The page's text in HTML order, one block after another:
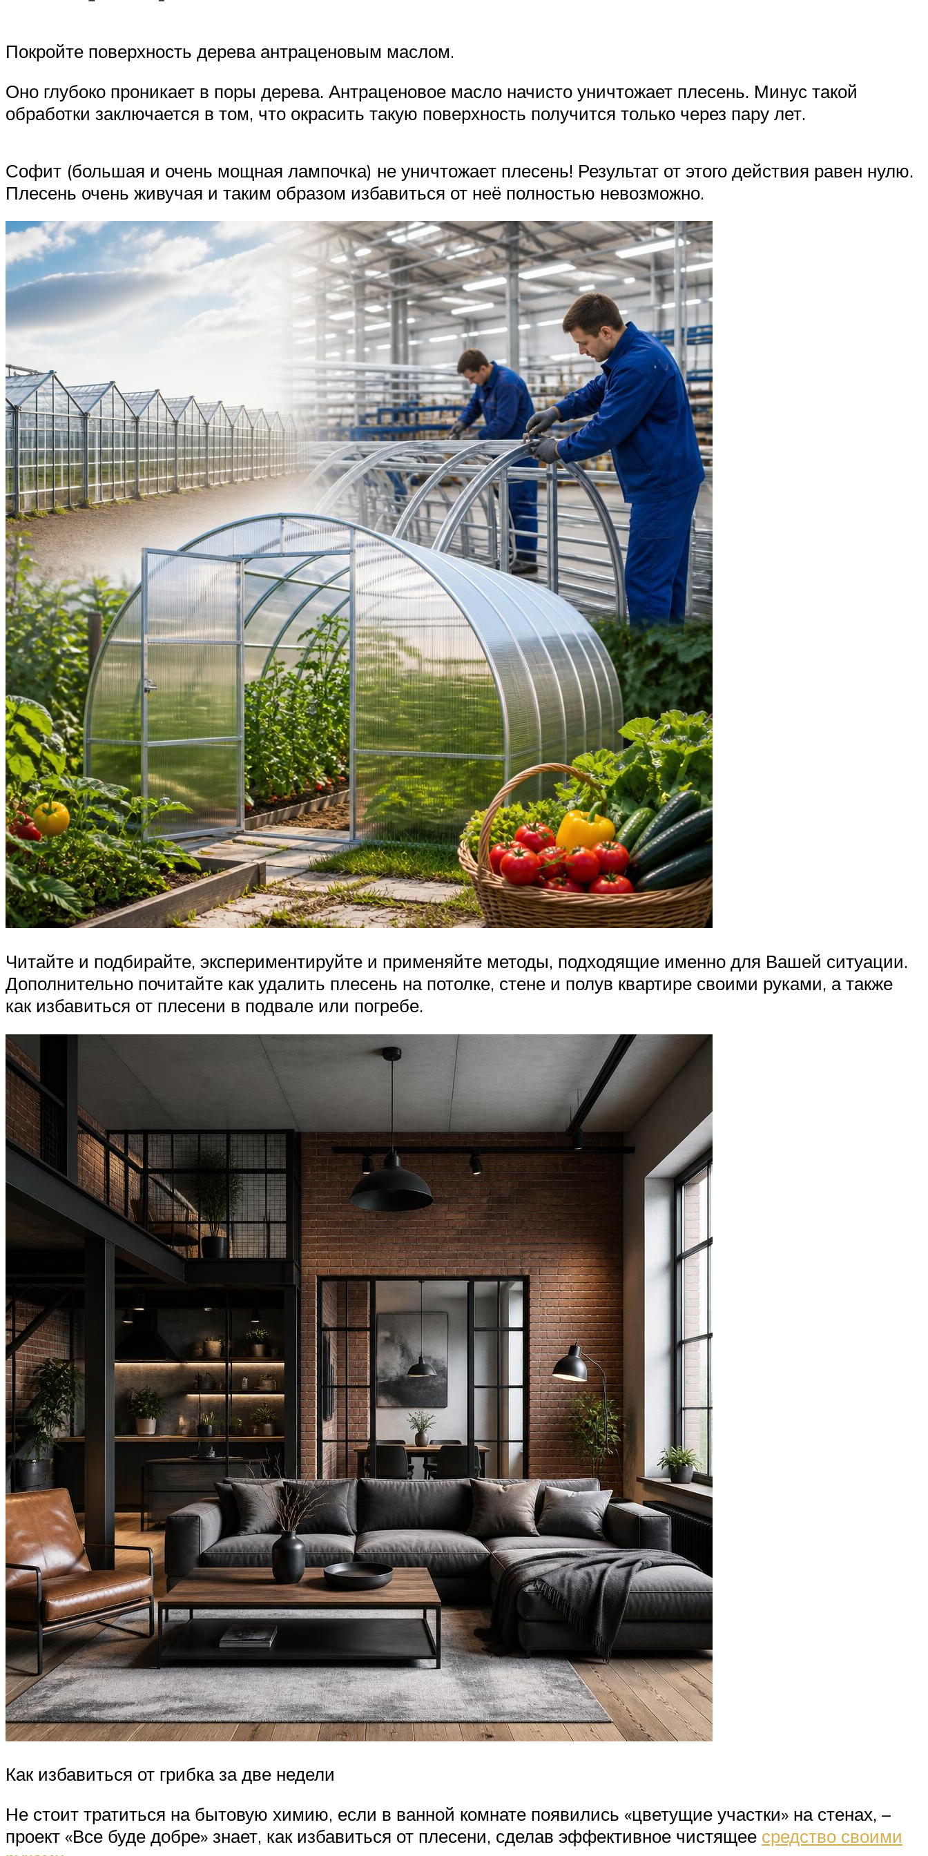
Покройте поверхность дерева антраценовым маслом.
Оно глубоко проникает в поры дерева. Антраценовое масло начисто уничтожает плесень. Минус такой
обработки заключается в том, что окрасить такую поверхность получится только через пару лет.
Софит (большая и очень мощная лампочка) не уничтожает плесень! Результат от этого действия равен нулю.
Плесень очень живучая и таким образом избавиться от неё полностью невозможно.
Читайте и подбирайте, экспериментируйте и применяйте методы, подходящие именно для Вашей ситуации.
Дополнительно почитайте как удалить плесень на потолке, стене и полув квартире своими руками, а также
как избавиться от плесени в подвале или погребе.
Как избавиться от грибка за две недели
Не стоит тратиться на бытовую химию, если в ванной комнате появились «цветущие участки» на стенах, –
проект «Все буде добре» знает, как избавиться от плесени, сделав эффективное чистящее средство своими